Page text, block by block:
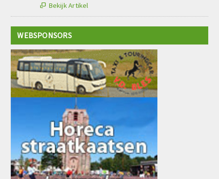
 Bekijk Artikel
WEBSPONSORS